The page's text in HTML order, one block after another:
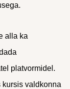
alla ka
platvormidel.
valdkonna